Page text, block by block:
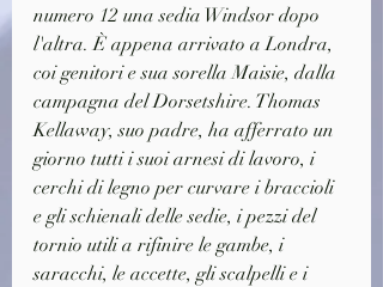
numero 12 una sedia Windsor dopo
l'altra. È appena arrivato a Londra,
coi genitori e sua sorella Maisie, dalla
campagna del Dorsetshire. Thomas
Kellaway, suo padre, ha afferrato un
giorno tutti i suoi arnesi di lavoro, i
cerchi di legno per curvare i braccioli
e gli schienali delle sedie, i pezzi del
tornio utili a rifinire le gambe, i
saracchi, le accette, gli scalpelli e i